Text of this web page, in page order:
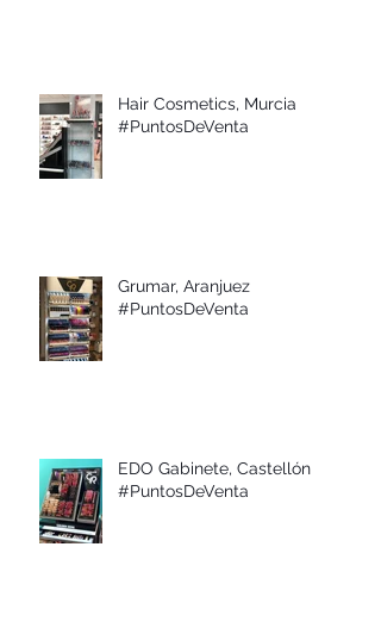
Hair Cosmetics, Murcia
#PuntosDeVenta
Grumar, Aranjuez
#PuntosDeVenta
EDO Gabinete, Castellón
#PuntosDeVenta